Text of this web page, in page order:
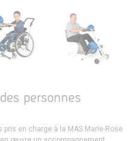
personnes
en charge à la MAS Marie-Rose